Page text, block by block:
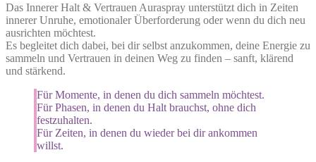
Das Innerer Halt & Vertrauen Auraspray unterstützt dich in Zeiten
innerer Unruhe, emotionaler Überforderung oder wenn du dich neu
ausrichten möchtest.
Es begleitet dich dabei, bei dir selbst anzukommen, deine Energie zu
sammeln und Vertrauen in deinen Weg zu finden – sanft, klärend
und stärkend.
Für Momente, in denen du dich sammeln möchtest.
Für Phasen, in denen du Halt brauchst, ohne dich
festzuhalten.
Für Zeiten, in denen du wieder bei dir ankommen
willst.